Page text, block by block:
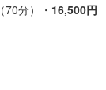
分）・ 16,500円